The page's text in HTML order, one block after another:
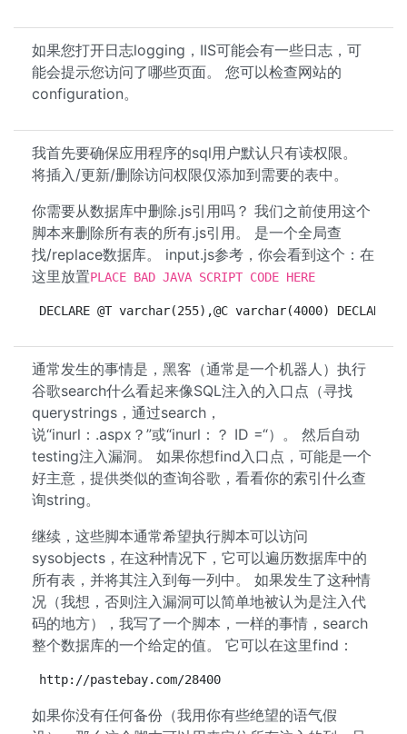
如果您打开日志logging，IIS可能会有一些日志，可
能会提示您访问了哪些页面。 您可以检查网站的
configuration。
我首先要确保应用程序的sql用户默认只有读权限。
将插入/更新/删除访问权限仅添加到需要的表中。
你需要从数据库中删除.js引用吗？ 我们之前使用这个
脚本来删除所有表的所有.js引用。 是一个全局查
找/replace数据库。 input.js参考，你会看到这个：在
这里放置PLACE BAD JAVA SCRIPT CODE HERE
DECLARE @T varchar(255),@C varchar(4000)
通常发生的事情是，黑客（通常是一个机器人）执行
谷歌search什么看起来像SQL注入的入口点（寻找
querystrings，通过search，
说“inurl：.aspx？”或“inurl：？ ID =“）。 然后自动
testing注入漏洞。 如果你想find入口点，可能是一个
好主意，提供类似的查询谷歌，看看你的索引什么查
询string。
继续，这些脚本通常希望执行脚本可以访问
sysobjects，在这种情况下，它可以遍历数据库中的
所有表，并将其注入到每一列中。 如果发生了这种情
况（我想，否则注入漏洞可以简单地被认为是注入代
码的地方），我写了一个脚本，一样的事情，search
整个数据库的一个给定的值。 它可以在这里find：
http://pastebay.com/28400
如果你没有任何备份（我用你有些绝望的语气假